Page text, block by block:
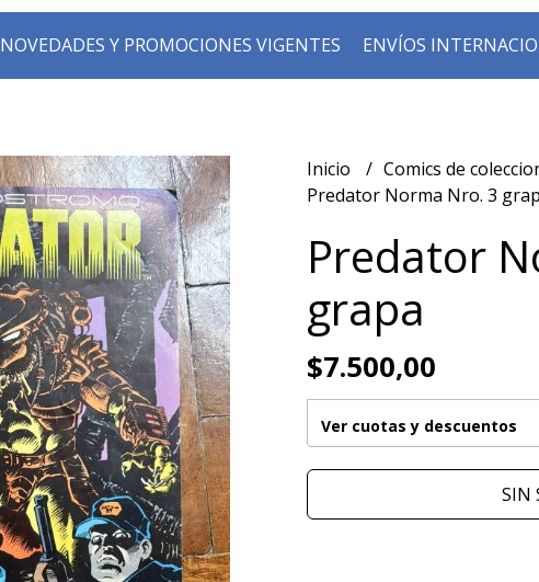
NOVEDADES Y PROMOCIONES VIGENTES ENVÍOS
Inicio
Comics de
Predator Norma Nro. 3
Predator
grapa
$7.500,00
Ver cuotas y descuentos
SIN